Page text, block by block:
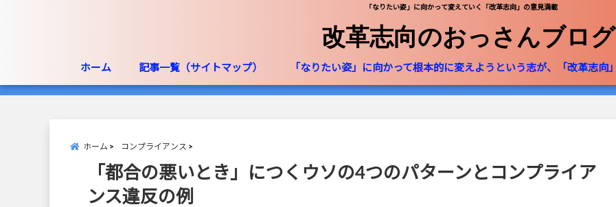
「なりたい姿」に向かって変えていく「改革志向」の意見満載
改革志向のおっさんブログ
ホーム 記事一覧（サイトマップ） 「なりたい姿」に向かって根本的に変えようという志が、「改革志向」
ホーム コンプライアンス
「都合の悪いとき」につくウソの4つのパターンとコンプライア
ンス違反の例